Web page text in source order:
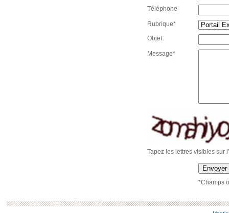
Téléphone
Rubrique*
Objet
Message*
Tapez les lettres visibles sur
Envoyer
*Champs